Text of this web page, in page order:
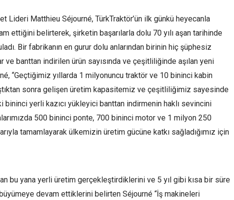
Lideri Matthieu Séjourné, TürkTraktör’ün ilk günkü heyecanla
ettiğini belirterek, şirketin başarılarla dolu 70 yılı aşan tarihinde
Bir fabrikanın en gurur dolu anlarından birinin hiç şüphesiz
ve banttan indirilen ürün sayısında ve çeşitliliğinde aşılan yeni
“Geçtiğimiz yıllarda 1 milyonuncu traktör ve 10 bininci kabin
sonra gelişen üretim kapasitemiz ve çeşitliliğimiz sayesinde
yerli kazıcı yükleyici banttan indirmenin haklı sevincini
500 bininci ponte, 700 bininci motor ve 1 milyon 250
tamamlayarak ülkemizin üretim gücüne katkı sağladığımız için
bu yana yerli üretim gerçekleştirdiklerini ve 5 yıl gibi kısa bir süre
devam ettiklerini belirten Séjourné “İş makineleri